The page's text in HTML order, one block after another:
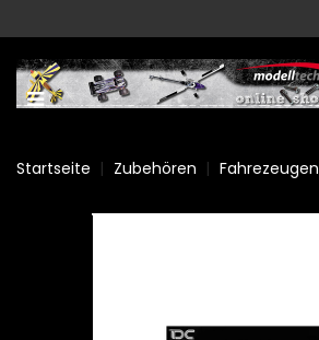
Startseite Zubehören Fahrezeugen